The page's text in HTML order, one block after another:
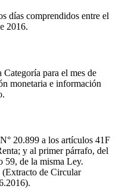
días comprendidos entre el
2016.
para el mes de
monetaria e información
20.899 a los artículos 41F
y al primer párrafo, del
59, de la misma Ley.
de Circular